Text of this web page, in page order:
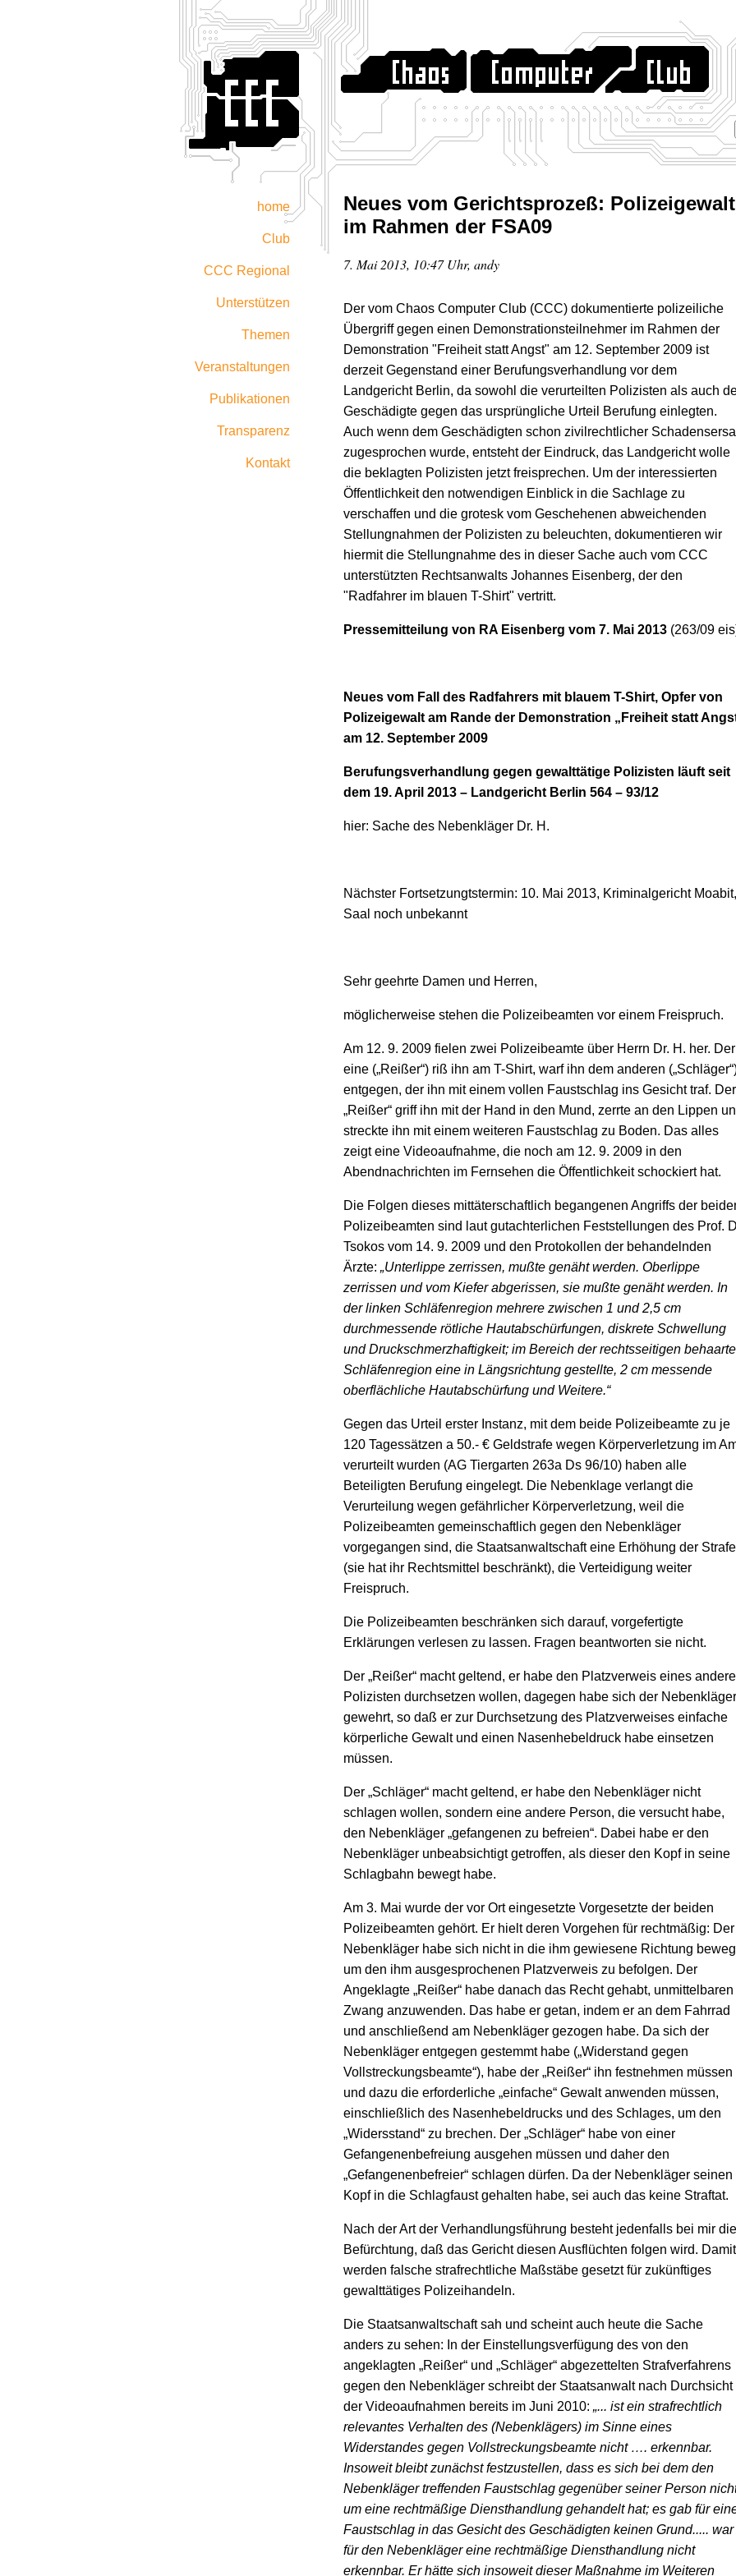
home
Club
CCC Regional
Unterstützen
Themen
Veranstaltungen
Publikationen
Transparenz
Kontakt
Neues vom Gerichtsprozeß: Polizeigewalt
im Rahmen der FSA09
7. Mai 2013, 10:47 Uhr, andy
Der vom Chaos Computer Club (CCC) dokumentierte polizeiliche
Übergriff gegen einen Demonstrationsteilnehmer im Rahmen der
Demonstration "Freiheit statt Angst" am 12. September 2009 ist
derzeit Gegenstand einer Berufungsverhandlung vor dem
Landgericht Berlin, da sowohl die verurteilten Polizisten als auch
Geschädigte gegen das ursprüngliche Urteil Berufung einlegten.
Auch wenn dem Geschädigten schon zivilrechtlicher
zugesprochen wurde, entsteht der Eindruck, das Landgericht wolle
die beklagten Polizisten jetzt freisprechen. Um der interessierten
Öffentlichkeit den notwendigen Einblick in die Sachlage zu
verschaffen und die grotesk vom Geschehenen abweichenden
Stellungnahmen der Polizisten zu beleuchten, dokumentieren wir
hiermit die Stellungnahme des in dieser Sache auch vom CCC
unterstützten Rechtsanwalts Johannes Eisenberg, der den
"Radfahrer im blauen T-Shirt" vertritt.
Pressemitteilung von RA Eisenberg vom 7. Mai 2013(263/09
Neues vom Fall des Radfahrers mit blauem T-Shirt, Opfer von
Polizeigewalt am Rande der Demonstration „Freiheit statt
am 12. September 2009
Berufungsverhandlung gegen gewalttätige Polizisten läuft seit
dem 19. April 2013 – Landgericht Berlin 564 – 93/12
hier: Sache des Nebenkläger Dr. H.
Nächster Fortsetzungtstermin: 10. Mai 2013, Kriminalgericht Moabit,
Saal noch unbekannt
Sehr geehrte Damen und Herren,
möglicherweise stehen die Polizeibeamten vor einem Freispruch.
Am 12. 9. 2009 fielen zwei Polizeibeamte über Herrn Dr. H. her. Der
eine („Reißer“) riß ihn am T-Shirt, warf ihn dem anderen
entgegen, der ihn mit einem vollen Faustschlag ins Gesicht traf. Der
„Reißer“ griff ihn mit der Hand in den Mund, zerrte an den Lippen
streckte ihn mit einem weiteren Faustschlag zu Boden. Das alles
zeigt eine Videoaufnahme, die noch am 12. 9. 2009 in den
Abendnachrichten im Fernsehen die Öffentlichkeit schockiert hat.
Die Folgen dieses mittäterschaftlich begangenen Angriffs der
Polizeibeamten sind laut gutachterlichen Feststellungen des Prof.
Tsokos vom 14. 9. 2009 und den Protokollen der behandelnden
Ärzte: „Unterlippe zerrissen, mußte genäht werden. Oberlippe
zerrissen und vom Kiefer abgerissen, sie mußte genäht werden. In
der linken Schläfenregion mehrere zwischen 1 und 2,5 cm
durchmessende rötliche Hautabschürfungen, diskrete Schwellung
und Druckschmerzhaftigkeit; im Bereich der rechtsseitigen
Schläfenregion eine in Längsrichtung gestellte, 2 cm messende
oberflächliche Hautabschürfung und Weitere.“
Gegen das Urteil erster Instanz, mit dem beide Polizeibeamte zu je
120 Tagessätzen a 50.- € Geldstrafe wegen Körperverletzung im
verurteilt wurden (AG Tiergarten 263a Ds 96/10) haben alle
Beteiligten Berufung eingelegt. Die Nebenklage verlangt die
Verurteilung wegen gefährlicher Körperverletzung, weil die
Polizeibeamten gemeinschaftlich gegen den Nebenkläger
vorgegangen sind, die Staatsanwaltschaft eine Erhöhung der Strafe
(sie hat ihr Rechtsmittel beschränkt), die Verteidigung weiter
Freispruch.
Die Polizeibeamten beschränken sich darauf, vorgefertigte
Erklärungen verlesen zu lassen. Fragen beantworten sie nicht.
Der „Reißer“ macht geltend, er habe den Platzverweis eines
Polizisten durchsetzen wollen, dagegen habe sich der Nebenkläger
gewehrt, so daß er zur Durchsetzung des Platzverweises einfache
körperliche Gewalt und einen Nasenhebeldruck habe einsetzen
müssen.
Der „Schläger“ macht geltend, er habe den Nebenkläger nicht
schlagen wollen, sondern eine andere Person, die versucht habe,
den Nebenkläger „gefangenen zu befreien“. Dabei habe er den
Nebenkläger unbeabsichtigt getroffen, als dieser den Kopf in seine
Schlagbahn bewegt habe.
Am 3. Mai wurde der vor Ort eingesetzte Vorgesetzte der beiden
Polizeibeamten gehört. Er hielt deren Vorgehen für rechtmäßig: Der
Nebenkläger habe sich nicht in die ihm gewiesene Richtung
um den ihm ausgesprochenen Platzverweis zu befolgen. Der
Angeklagte „Reißer“ habe danach das Recht gehabt, unmittelbaren
Zwang anzuwenden. Das habe er getan, indem er an dem Fahrrad
und anschließend am Nebenkläger gezogen habe. Da sich der
Nebenkläger entgegen gestemmt habe („Widerstand gegen
Vollstreckungsbeamte“), habe der „Reißer“ ihn festnehmen müssen
und dazu die erforderliche „einfache“ Gewalt anwenden müssen,
einschließlich des Nasenhebeldrucks und des Schlages, um den
„Widersstand“ zu brechen. Der „Schläger“ habe von einer
Gefangenenbefreiung ausgehen müssen und daher den
„Gefangenenbefreier“ schlagen dürfen. Da der Nebenkläger seinen
Kopf in die Schlagfaust gehalten habe, sei auch das keine Straftat.
Nach der Art der Verhandlungsführung besteht jedenfalls bei mir die
Befürchtung, daß das Gericht diesen Ausflüchten folgen wird. Damit
werden falsche strafrechtliche Maßstäbe gesetzt für zukünftiges
gewalttätiges Polizeihandeln.
Die Staatsanwaltschaft sah und scheint auch heute die Sache
anders zu sehen: In der Einstellungsverfügung des von den
angeklagten „Reißer“ und „Schläger“ abgezettelten Strafverfahrens
gegen den Nebenkläger schreibt der Staatsanwalt nach Durchsicht
der Videoaufnahmen bereits im Juni 2010: „... ist ein strafrechtlich
relevantes Verhalten des (Nebenklägers) im Sinne eines
Widerstandes gegen Vollstreckungsbeamte nicht …. erkennbar.
Insoweit bleibt zunächst festzustellen, dass es sich bei dem den
Nebenkläger treffenden Faustschlag gegenüber seiner Person
um eine rechtmäßige Diensthandlung gehandelt hat; es gab für
Faustschlag in das Gesicht des Geschädigten keinen Grund..... war
für den Nebenkläger eine rechtmäßige Diensthandlung nicht
erkennbar. Er hätte sich insoweit dieser Maßnahme im Weiteren